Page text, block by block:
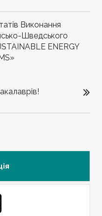
Виконання
Шведського
ENERGY